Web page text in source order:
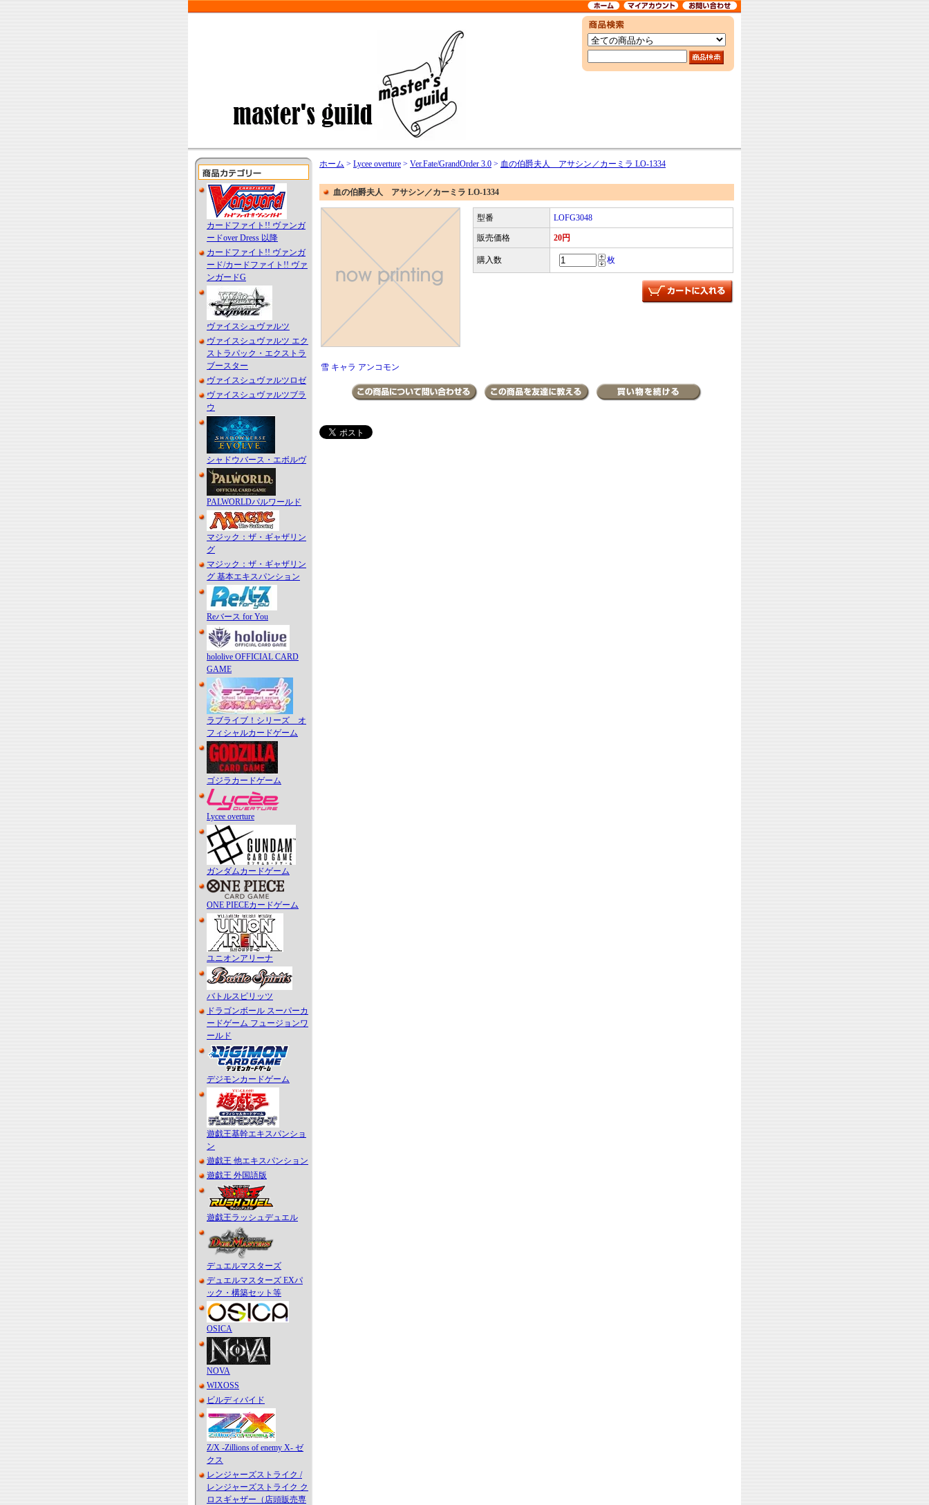
カードファイト!! ヴァンガ
ードover Dress 以降
カードファイト!! ヴァンガ
ード/カードファイト!! ヴァ
ンガードG
ヴァイスシュヴァルツ
ヴァイスシュヴァルツ エク
ストラパック・エクストラ
ブースター
ヴァイスシュヴァルツロゼ
ヴァイスシュヴァルツブラ
ウ
シャドウバース・エボルヴ
PALWORLDパルワールド
マジック：ザ・ギャザリン
グ
マジック：ザ・ギャザリン
グ 基本エキスパンション
Reバース for You
hololive OFFICIAL CARD
GAME
ラブライブ！シリーズ オ
フィシャルカードゲーム
ゴジラカードゲーム
Lycee overture
ガンダムカードゲーム
ONE PIECEカードゲーム
ユニオンアリーナ
バトルスピリッツ
ドラゴンボール スーパーカ
ードゲーム フュージョンワ
ールド
デジモンカードゲーム
遊戯王基幹エキスパンショ
ン
遊戯王 他エキスパンション
遊戯王 外国語版
遊戯王ラッシュデュエル
デュエルマスターズ
デュエルマスターズ EXパ
ック・構築セット等
OSICA
NOVA
WIXOSS
ビルディバイド
Z/X -Zillions of enemy X- ゼ
クス
レンジャーズストライク /
レンジャーズストライク ク
ロスギャザー（店頭販売専
ホーム > Lycee overture > Ver.Fate/GrandOrder 3.0 > 血の伯爵夫人 アサシン／カーミラ LO-1334
血の伯爵夫人 アサシン／カーミラ LO-1334
型番 LOFG3048
販売価格 20円
購入数 枚
雪 キャラ アンコモン